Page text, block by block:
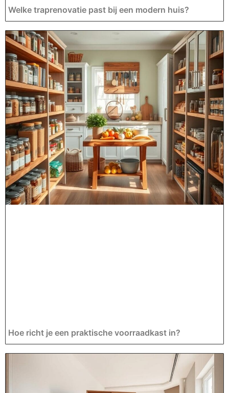
Welke traprenovatie past bij een modern huis?
Hoe richt je een praktische voorraadkast in?